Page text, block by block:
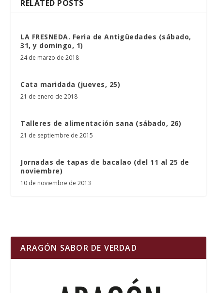
RELATED POSTS
LA FRESNEDA. Feria de Antigüedades (sábado,
31, y domingo, 1)
24 de marzo de 2018
Cata maridada (jueves, 25)
21 de enero de 2018
Talleres de alimentación sana (sábado, 26)
21 de septiembre de 2015
Jornadas de tapas de bacalao (del 11 al 25 de
noviembre)
10 de noviembre de 2013
ARAGÓN SABOR DE VERDAD